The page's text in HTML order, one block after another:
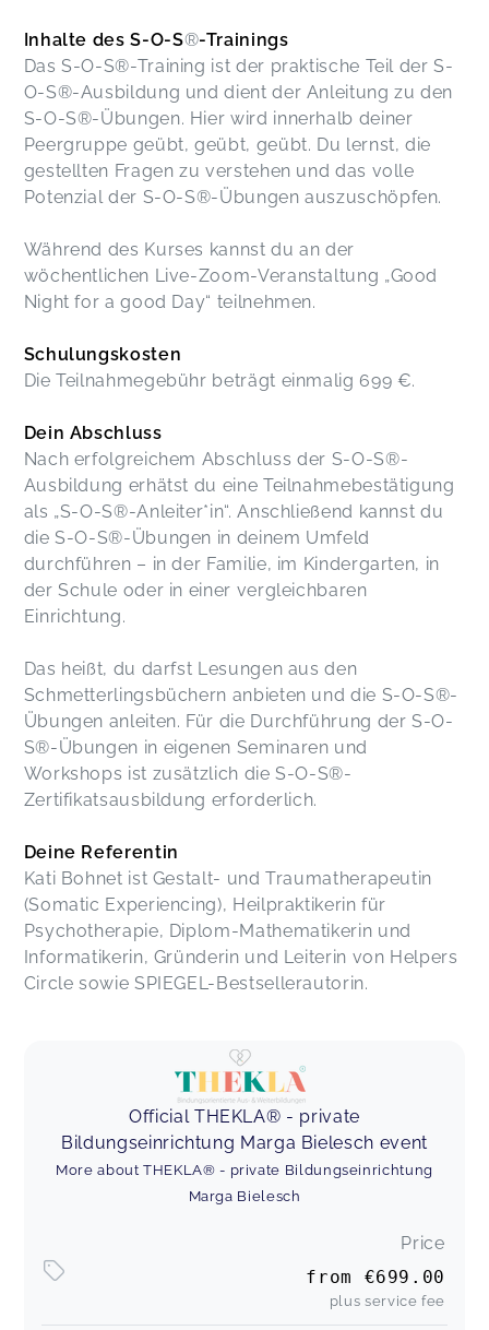
Inhalte des S-O-S®-Trainings
Das S-O-S®-Training ist der praktische Teil der S-
O-S®-Ausbildung und dient der Anleitung zu den
S-O-S®-Übungen. Hier wird innerhalb deiner
Peergruppe geübt, geübt, geübt. Du lernst, die
gestellten Fragen zu verstehen und das volle
Potenzial der S-O-S®-Übungen auszuschöpfen.
Während des Kurses kannst du an der
wöchentlichen Live-Zoom-Veranstaltung „Good
Night for a good Day“ teilnehmen.
Schulungskosten
Die Teilnahmegebühr beträgt einmalig 699 €.
Dein Abschluss
Nach erfolgreichem Abschluss der S-O-S®-
Ausbildung erhätst du eine Teilnahmebestätigung
als „S-O-S®-Anleiter*in“. Anschließend kannst du
die S-O-S®-Übungen in deinem Umfeld
durchführen – in der Familie, im Kindergarten, in
der Schule oder in einer vergleichbaren
Einrichtung.
Das heißt, du darfst Lesungen aus den
Schmetterlingsbüchern anbieten und die S-O-S®-
Übungen anleiten. Für die Durchführung der S-O-
S®-Übungen in eigenen Seminaren und
Workshops ist zusätzlich die S-O-S®-
Zertifikatsausbildung erforderlich.
Deine Referentin
Kati Bohnet ist Gestalt- und Traumatherapeutin
(Somatic Experiencing), Heilpraktikerin für
Psychotherapie, Diplom-Mathematikerin und
Informatikerin, Gründerin und Leiterin von Helpers
Circle sowie SPIEGEL-Bestsellerautorin.
Official THEKLA® - private
Bildungseinrichtung Marga Bielesch event
More about THEKLA® - private Bildungseinrichtung
Marga Bielesch
Price
from €699.00
plus service fee